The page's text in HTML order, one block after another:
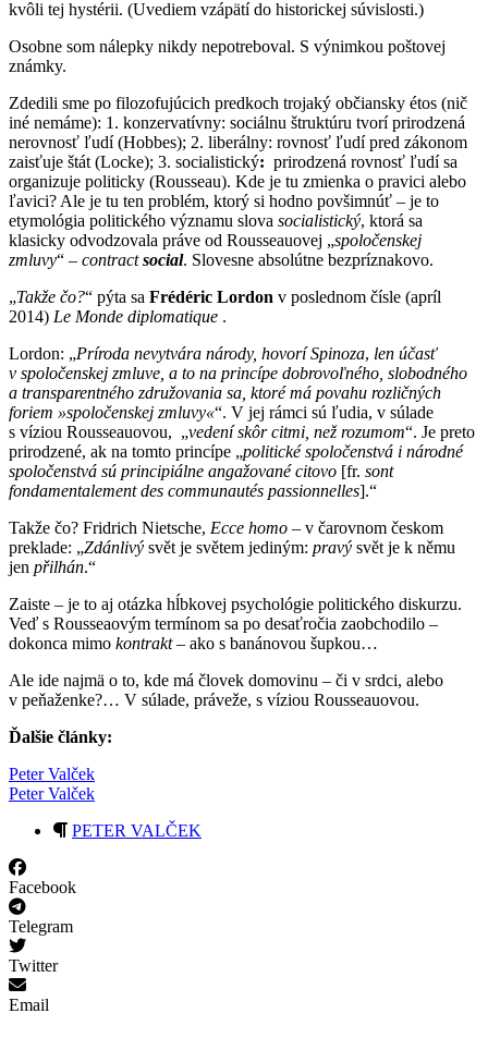
kvôli tej hystérii. (Uvediem vzápätí do historickej súvislosti.)
Osobne som nálepky nikdy nepotreboval. S výnimkou poštovej
známky.
Zdedili sme po filozofujúcich predkoch trojaký občiansky étos (nič
iné nemáme): 1. konzervatívny: sociálnu štruktúru tvorí prirodzená
nerovnosť ľudí (Hobbes); 2. liberálny: rovnosť ľudí pred zákonom
zaisťuje štát (Locke); 3. socialistický: prirodzená rovnosť ľudí sa
organizuje politicky (Rousseau). Kde je tu zmienka o pravici alebo
ľavici? Ale je tu ten problém, ktorý si hodno povšimnúť – je to
etymológia politického významu slova socialistický, ktorá sa
klasicky odvodzovala práve od Rousseauovej „spoločenskej
zmluvy“ – contractsocial. Slovesne absolútne bezpríznakovo.
„Takže čo?“ pýta sa Frédéric Lordon v poslednom čísle (apríl
2014) Le Monde diplomatique .
Lordon: „Príroda nevytvára národy, hovorí Spinoza, len účasť
v spoločenskej zmluve, a to na princípe dobrovoľného, slobodného
a transparentného združovania sa, ktoré má povahu rozličných
foriem »spoločenskej zmluvy«“. V jej rámci sú ľudia, v súlade
s víziou Rousseauovou, „vedení skôr citmi, než rozumom“. Je preto
prirodzené, ak na tomto princípe „politické spoločenstvá i národné
spoločenstvá sú principiálne angažované citovo [fr. sont
fondamentalement des communautés passionnelles].“
Takže čo? Fridrich Nietsche, Ecce homo – v čarovnom českom
preklade: „Zdánlivý svět je světem jediným: pravý svět je k němu
jen přilhán.“
Zaiste – je to aj otázka hĺbkovej psychológie politického diskurzu.
Veď s Rousseaovým termínom sa po desaťročia zaobchodilo –
dokonca mimo kontrakt– ako s banánovou šupkou…
Ale ide najmä o to, kde má človek domovinu – či v srdci, alebo
v peňaženke?… V súlade, práveže, s víziou Rousseauovou.
Ďalšie články:
Peter Valček
Peter Valček
PETER VALČEK
Facebook
Telegram
Twitter
Email